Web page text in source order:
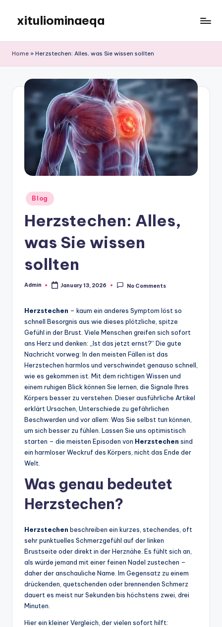
content
xituliominaeqa
Home » Herzstechen: Alles, was Sie wissen sollten
Posted
in
Blog
Herzstechen: Alles,
was Sie wissen
sollten
Posted
Admin January 13, 2026 No Comments
Herzstechen – kaum ein anderes Symptom löst so
schnell Besorgnis aus wie dieses plötzliche, spitze
Gefühl in der Brust. Viele Menschen greifen sich sofort
ans Herz und denken: „Ist das jetzt ernst?“ Die gute
Nachricht vorweg: In den meisten Fällen ist das
Herzstechen harmlos und verschwindet genauso schnell,
wie es gekommen ist. Mit dem richtigen Wissen und
einem ruhigen Blick können Sie lernen, die Signale Ihres
Körpers besser zu verstehen. Dieser ausführliche Artikel
erklärt Ursachen, Unterschiede zu gefährlichen
Beschwerden und vor allem: Was Sie selbst tun können,
um sich besser zu fühlen. Lassen Sie uns optimistisch
starten – die meisten Episoden von Herzstechen sind
ein harmloser Weckruf des Körpers, nicht das Ende der
Welt.
Was genau bedeutet
Herzstechen?
Herzstechen beschreiben ein kurzes, stechendes, oft
sehr punktuelles Schmerzgefühl auf der linken
Brustseite oder direkt in der Herznähe. Es fühlt sich an,
als würde jemand mit einer feinen Nadel zustechen –
daher der anschauliche Name. Im Gegensatz zu einem
drückenden, quetschenden oder brennenden Schmerz
dauert es meist nur Sekunden bis höchstens zwei, drei
Minuten.
Hier ein kleiner Vergleich, der vielen sofort hilft: